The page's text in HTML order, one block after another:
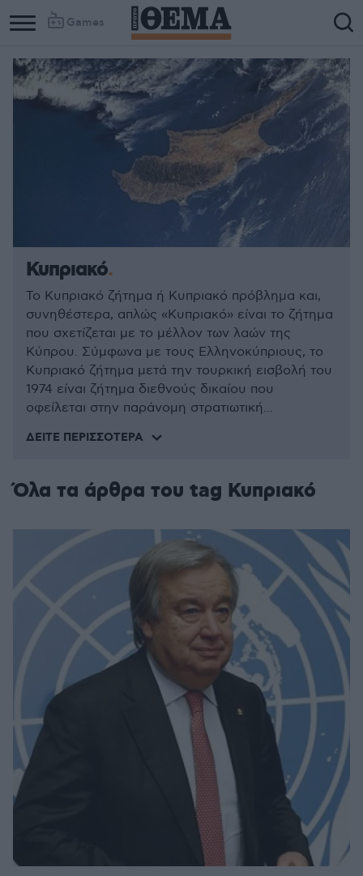
Games
Κυπριακό
Το Κυπριακό ζήτημα ή Κυπριακό πρόβλημα και,
συνηθέστερα, απλώς «Κυπριακό» είναι το ζήτημα
που σχετίζεται με το μέλλον των λαών της
Κύπρου. Σύμφωνα με τους Ελληνοκύπριους, το
Κυπριακό ζήτημα μετά την τουρκική εισβολή του
1974 είναι ζήτημα διεθνούς δικαίου που
οφείλεται στην παράνομη στρατιωτική...
ΔΕΊΤΕ ΠΕΡΙΣΣΌΤΕΡΑ
Όλα τα άρθρα του tag Κυπριακό